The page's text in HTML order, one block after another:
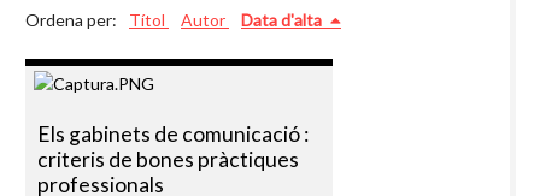
Ordena per: Títol Autor Data d'alta
Els gabinets de comunicació :
criteris de bones pràctiques
professionals